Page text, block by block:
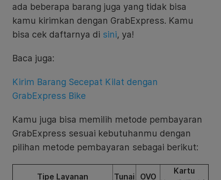
ada beberapa barang juga yang tidak bisa
kamu kirimkan dengan GrabExpress. Kamu
bisa cek daftarnya di sini, ya!
Baca juga:
Kirim Barang Secepat Kilat dengan
GrabExpress Bike
Kamu juga bisa memilih metode pembayaran
GrabExpress sesuai kebutuhanmu dengan
pilihan metode pembayaran sebagai berikut:
Tipe Layanan Tunai OVO
Kartu